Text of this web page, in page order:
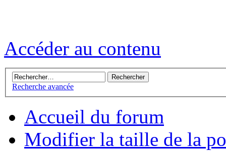
Accéder au contenu
Recherche avancée
Accueil du forum
Modifier la taille de la